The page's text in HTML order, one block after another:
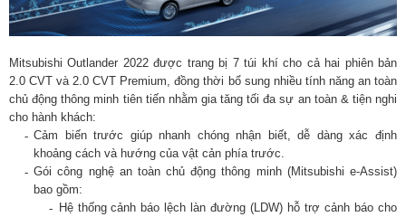
Mitsubishi Outlander 2022 được trang bị 7 túi khí cho cả hai phiên bản
2.0 CVT và 2.0 CVT Premium, đồng thời bổ sung nhiều tính năng an toàn
chủ động thông minh tiên tiến nhằm gia tăng tối đa sự an toàn & tiện nghi
cho hành khách:
Cảm biến trước giúp nhanh chóng nhận biết, dễ dàng xác định
khoảng cách và hướng của vật cản phía trước.
Gói công nghệ an toàn chủ động thông minh (Mitsubishi e-Assist)
bao gồm:
Hệ thống cảnh báo lệch làn đường (LDW) hỗ trợ cảnh báo cho